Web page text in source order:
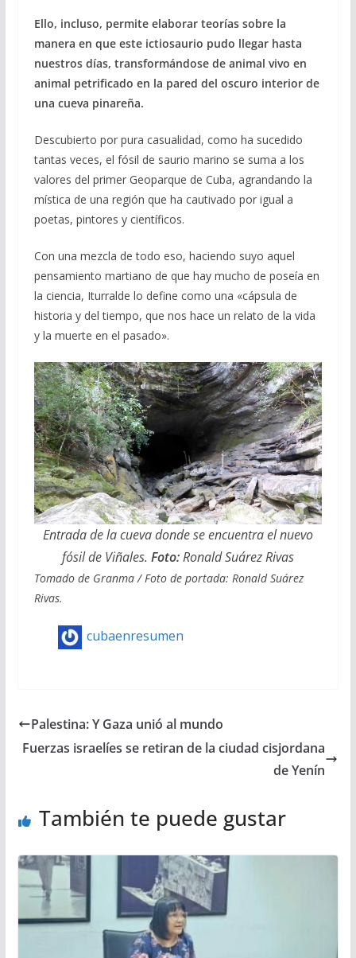
Ello, incluso, permite elaborar teorías sobre la
manera en que este ictiosaurio pudo llegar hasta
nuestros días, transformándose de animal vivo en
animal petrificado en la pared del oscuro interior de
una cueva pinareña.
Descubierto por pura casualidad, como ha sucedido
tantas veces, el fósil de saurio marino se suma a los
valores del primer Geoparque de Cuba, agrandando la
mística de una región que ha cautivado por igual a
poetas, pintores y científicos.
Con una mezcla de todo eso, haciendo suyo aquel
pensamiento martiano de que hay mucho de poseía en
la ciencia, Iturralde lo define como una «cápsula de
historia y del tiempo, que nos hace un relato de la vida
y la muerte en el pasado».
Entrada de la cueva donde se encuentra el nuevo
fósil de Viñales. Foto:Ronald Suárez Rivas
Tomado de Granma / Foto de portada: Ronald Suárez
Rivas.
cubaenresumen
Palestina: Y Gaza unió al mundo
Fuerzas israelíes se retiran de la ciudad cisjordana
de Yenín
También te puede gustar